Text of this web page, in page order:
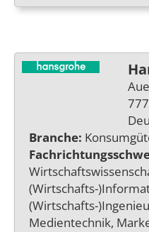
Branche:
(Wirtschafts-
(Wirtschafts-
Medientechnik,